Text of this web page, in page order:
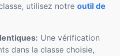
utilisez notre outil de
Une vérification
dans la classe choisie,